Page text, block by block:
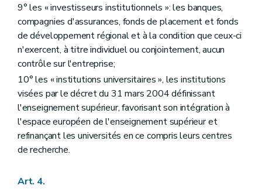
9° les « investisseurs institutionnels »: les banques,
compagnies d'assurances, fonds de placement et fonds
de développement régional et à la condition que ceux-ci
n'exercent, à titre individuel ou conjointement, aucun
contrôle sur l'entreprise;
10° les « institutions universitaires », les institutions
visées par le décret du 31 mars 2004 définissant
l'enseignement supérieur, favorisant son intégration à
l'espace européen de l'enseignement supérieur et
refinançant les universités en ce compris leurs centres
de recherche.
Art. 4.